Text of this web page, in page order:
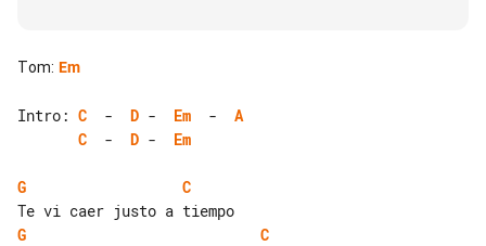
Tom: Em
Intro: C
  -
D - Em
  -
A
C
  -
D - Em
G
C
G
C